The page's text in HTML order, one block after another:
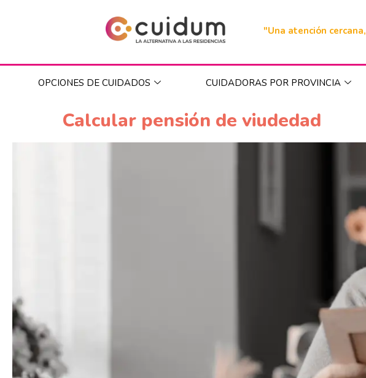
"Una atención
OPCIONES DE CUIDADOS CUIDADORAS POR PROVINCIA
Calcular pensión de viudedad